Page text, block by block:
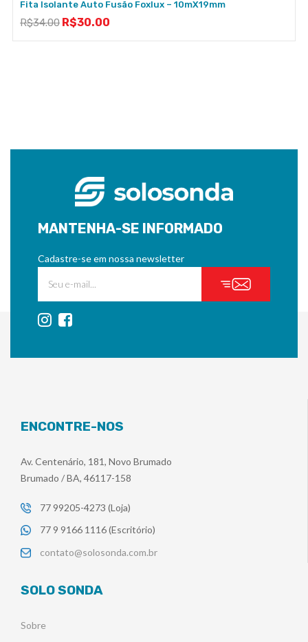
Fita Isolante Auto Fusão Foxlux – 10mX19mm
R$34.00 R$30.00
MANTENHA-SE INFORMADO
Cadastre-se em nossa newsletter
ENCONTRE-NOS
Av. Centenário, 181, Novo Brumado
Brumado / BA, 46117-158
77 99205-4273 (Loja)
77 9 9166 1116 (Escritório)
contato@solosonda.com.br
SOLO SONDA
Sobre